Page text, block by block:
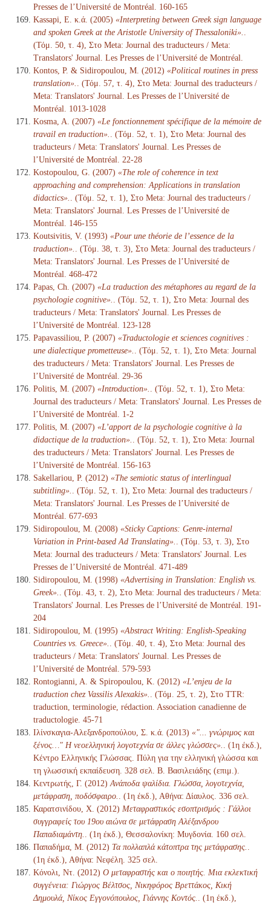
Presses de l’Université de Montréal. 160-165
Kassapi, E. κ.ά. (2005) «Interpreting between Greek sign language
and spoken Greek at the Aristotle University of Thessaloniki».
(Τόμ. 50, τ. 4), Στο Meta: Journal des traducteurs / Meta:
Translators' Journal. Les Presses de l’Université de Montréal.
Kontos, P. & Sidiropoulou, M. (2012) «Political routines in press
translation».
. (Τόμ. 57, τ. 4), Στο Meta: Journal des traducteurs /
Meta: Translators' Journal. Les Presses de l’Université de
Montréal. 1013-1028
Kosma, A. (2007) «Le fonctionnement spécifique de la mémoire de
travail en traduction».
. (Τόμ. 52, τ. 1), Στο Meta: Journal des
traducteurs / Meta: Translators' Journal. Les Presses de
l’Université de Montréal. 22-28
Kostopoulou, G. (2007) «The role of coherence in text
approaching and comprehension: Applications in translation
didactics».
. (Τόμ. 52, τ. 1), Στο Meta: Journal des traducteurs /
Meta: Translators' Journal. Les Presses de l’Université de
Montréal. 146-155
Koutsivitis, V. (1993) «Pour une théorie de l’essence de la
traduction».
. (Τόμ. 38, τ. 3), Στο Meta: Journal des traducteurs /
Meta: Translators' Journal. Les Presses de l’Université de
Montréal. 468-472
Papas, Ch. (2007) «La traduction des métaphores au regard de la
psychologie cognitive».
. (Τόμ. 52, τ. 1), Στο Meta: Journal des
traducteurs / Meta: Translators' Journal. Les Presses de
l’Université de Montréal. 123-128
Papavassiliou, P. (2007) «Traductologie et sciences cognitives :
une dialectique prometteuse».
. (Τόμ. 52, τ. 1), Στο Meta: Journal
des traducteurs / Meta: Translators' Journal. Les Presses de
l’Université de Montréal. 29-36
Politis, M. (2007) «Introduction».
. (Τόμ. 52, τ. 1), Στο Meta:
Journal des traducteurs / Meta: Translators' Journal. Les Presses de
l’Université de Montréal. 1-2
Politis, M. (2007) «L’apport de la psychologie cognitive à la
didactique de la traduction».
. (Τόμ. 52, τ. 1), Στο Meta: Journal
des traducteurs / Meta: Translators' Journal. Les Presses de
l’Université de Montréal. 156-163
Sakellariou, P. (2012) «The semiotic status of interlingual
subtitling».
. (Τόμ. 52, τ. 1), Στο Meta: Journal des traducteurs /
Meta: Translators' Journal. Les Presses de l’Université de
Montréal. 677-693
Sidiropoulou, M. (2008) «Sticky Captions: Genre-internal
Variation in Print-based Ad Translating».
. (Τόμ. 53, τ. 3), Στο
Meta: Journal des traducteurs / Meta: Translators' Journal. Les
Presses de l’Université de Montréal. 471-489
Sidiropoulou, M. (1998) «Advertising in Translation: English vs.
Greek».
. (Τόμ. 43, τ. 2), Στο Meta: Journal des traducteurs / Meta:
Translators' Journal. Les Presses de l’Université de Montréal. 191-
204
Sidiropoulou, M. (1995) «Abstract Writing: English-Speaking
Countries vs. Greece».
. (Τόμ. 40, τ. 4), Στο Meta: Journal des
traducteurs / Meta: Translators' Journal. Les Presses de
l’Université de Montréal. 579-593
Rontogianni, A. & Spiropoulou, K. (2012) «L’enjeu de la
traduction chez Vassilis Alexakis».
. (Τόμ. 25, τ. 2), Στο TTR:
traduction, terminologie, rédaction. Association canadienne de
traductologie. 45-71
Ιλίνσκαγια-Αλεξανδροπούλου, Σ. κ.ά. (2013) «"... γνώριμος και
ξένος…" Η νεοελληνική λογοτεχνία σε άλλες γλώσσες».
. (1η έκδ.),
Κέντρο Ελληνικής Γλώσσας. Πύλη για την ελληνική γλώσσα και
τη γλωσσική εκπαίδευση. 328 σελ. Β. Βασιλειάδης (επιμ.).
Κεντρωτής, Γ. (2012) Ανάποδα ψαλίδια. Γλώσσα, λογοτεχνία,
μετάφραση, ποδόσφαιρο.
. (1η έκδ.), Αθήνα: Δίαυλος. 336 σελ.
Καρατσινίδου, Χ. (2012) Μεταφραστικός εσοπτρισμός : Γάλλοι
συγγραφείς του 19ου αιώνα σε μετάφραση Αλέξανδρου
Παπαδιαμάντη.
. (1η έκδ.), Θεσσαλονίκη: Μυγδονία. 160 σελ.
Παπαδήμα, Μ. (2012) Τα πολλαπλά κάτοπτρα της μετάφρασης.
(1η έκδ.), Αθήνα: Νεφέλη. 325 σελ.
Κόνολι, Ντ. (2012) Ο μεταφραστής και ο ποιητής. Μια εκλεκτική
συγγένεια: Γιώργος Βέλτσος, Νικηφόρος Βρεττάκος, Κική
Δημουλά, Νίκος Εγγονόπουλος, Γιάννης Κοντός.
. (1η έκδ.),